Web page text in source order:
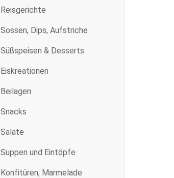
Reisgerichte
Sossen, Dips, Aufstriche
Süßspeisen & Desserts
Eiskreationen
Beilagen
Snacks
Salate
Suppen und Eintöpfe
Konfitüren, Marmelade